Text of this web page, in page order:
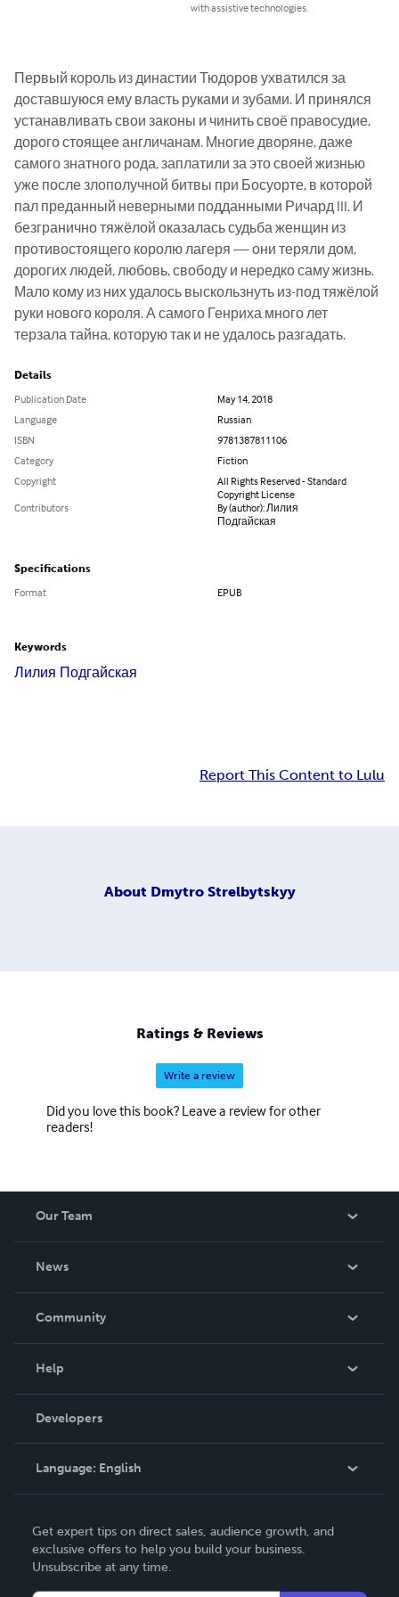
with assistive technologies.
Первый король из династии Тюдоров ухватился за
доставшуюся ему власть руками и зубами. И принялся
устанавливать свои законы и чинить своё правосудие,
дорого стоящее англичанам. Многие дворяне, даже
самого знатного рода, заплатили за это своей жизнью
уже после злополучной битвы при Босуорте, в которой
пал преданный неверными подданными Ричард III. И
безгранично тяжёлой оказалась судьба женщин из
противостоящего королю лагеря — они теряли дом,
дорогих людей, любовь, свободу и нередко саму жизнь.
Мало кому из них удалось выскользнуть из-под тяжёлой
руки нового короля. А самого Генриха много лет
терзала тайна, которую так и не удалось разгадать.
Details
Publication Date
May 14, 2018
Language
Russian
ISBN
9781387811106
Category
Fiction
Copyright
All Rights Reserved - Standard
Copyright License
Contributors
By (author): Лилия
Подгайская
Specifications
Format EPUB
Keywords
Лилия Подгайская
Report This Content to Lulu
About Dmytro Strelbytskyy
Ratings & Reviews
Write a review
Did you love this book? Leave a review for other
readers!
Our Team
News
In The News
Community
Podcast
Help
Order Lookup
Knowledge Base
Contact Support
Developers
Language: English
Deutsch
Français
Get expert tips on direct sales, audience growth, and
exclusive offers to help you build your business.
Unsubscribe at any time.